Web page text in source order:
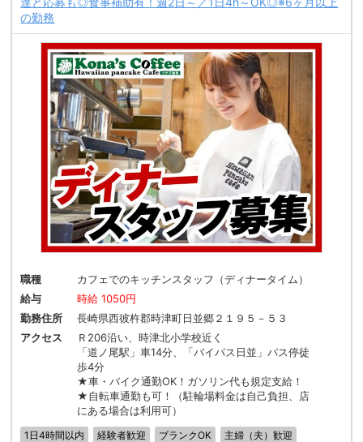
の勤務
職種
カフェでのキッチンスタッフ（ディナータイム）
給与
時給 1050円
勤務住所
長崎県西彼杵郡時津町日並郷２１９５－５３
アクセス
Ｒ206沿い、時津北小学校近く
「道ノ尾駅」車14分、「バイパス日並」バス停徒
歩4分
★車・バイク通勤OK！ガソリン代も規定支給！
★自転車通勤も可！（駐輪場料金は自己負担、店
にある場合は利用可）
1日4時間以内 経験者歓迎 ブランクOK
主婦（夫）歓迎